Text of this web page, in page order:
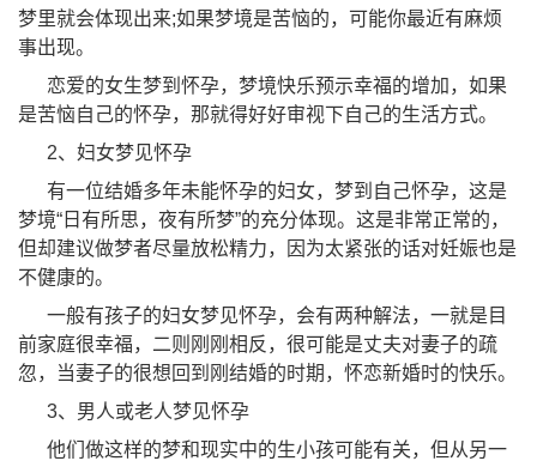
梦里就会体现出来;如果梦境是苦恼的，可能你最近有麻烦
事出现。
恋爱的女生梦到怀孕，梦境快乐预示幸福的增加，如果
是苦恼自己的怀孕，那就得好好审视下自己的生活方式。
2、妇女梦见怀孕
有一位结婚多年未能怀孕的妇女，梦到自己怀孕，这是
梦境“日有所思，夜有所梦”的充分体现。这是非常正常的，
但却建议做梦者尽量放松精力，因为太紧张的话对妊娠也是
不健康的。
一般有孩子的妇女梦见怀孕，会有两种解法，一就是目
前家庭很幸福，二则刚刚相反，很可能是丈夫对妻子的疏
忽，当妻子的很想回到刚结婚的时期，怀恋新婚时的快乐。
3、男人或老人梦见怀孕
他们做这样的梦和现实中的生小孩可能有关，但从另一